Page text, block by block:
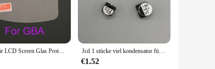
1PC Für LCD Screen Glas Protector Schutz Film Für Gameboy Farbe Für GBA GBA SP GBC GB GBP Für gameboy Advance Spielkonsole Jcd 1 stücke viel kondensator für gba gbp gbc für gameboy pock et für gba gbc gbp farbe motherboard reparatur ersatz
€1.52